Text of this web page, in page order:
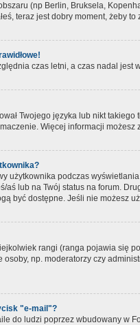
(np Berlin, Bruksela,
teraz jest dobry moment, żeby to
czas letni, a czas nadal
Twojego języka lub nikt
Więcej informacji
użytkownika podczas
aś lub na Twój status na forum.
być dostępne. Jeśli nie możesz
rangi (ranga pojawia się
osoby, np. moderatorzy czy
"e-mail"?
do ludzi poprzez wbudowany w